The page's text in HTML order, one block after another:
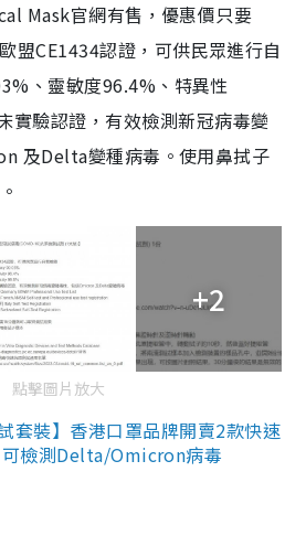
Mask官網有售，優惠價只要
盟CE1434認證，可供民眾進行自
、靈敏度96.4%、特異性
實驗認證，有效檢測新冠病毒變
及Delta變種病毒。使用鼻拭子
+2
點擊圖片放大
套裝】香港口罩品牌開賣2款快速
檢測Delta/Omicron病毒